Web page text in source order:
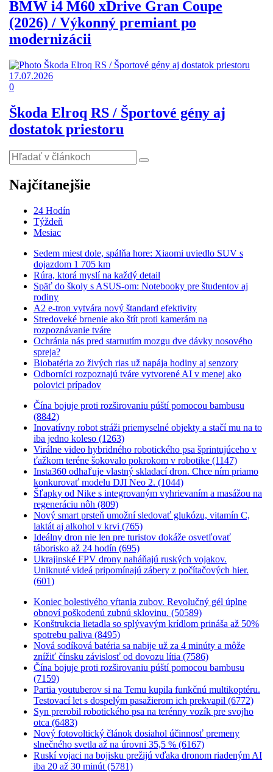
BMW i4 M60 xDrive Gran Coupe
(2026) / Výkonný premiant po
modernizácii
17.07.2026
0
Škoda Elroq RS / Športové gény aj
dostatok priestoru
Najčítanejšie
24 Hodín
Týždeň
Mesiac
Sedem miest dole, spálňa hore: Xiaomi uviedlo SUV s
dojazdom 1 705 km
Rúra, ktorá myslí na každý detail
Späť do školy s ASUS-om: Notebooky pre študentov aj
rodiny
A2 e-tron vytvára nový štandard efektivity
Stredoveké brnenie ako štít proti kamerám na
rozpoznávanie tváre
Ochránia nás pred starnutím mozgu dve dávky nosového
spreja?
Biobatéria zo živých rias už napája hodiny aj senzory
Odborníci rozpoznajú tváre vytvorené AI v menej ako
polovici prípadov
Čína bojuje proti rozširovaniu púští pomocou bambusu
(8842)
Inovatívny robot stráži priemyselné objekty a stačí mu na to
iba jedno koleso (1263)
Virálne video hybridného robotického psa šprintujúceho v
ťažkom teréne šokovalo pokrokom v robotike (1147)
Insta360 odhaľuje vlastný skladací dron. Chce ním priamo
konkurovať modelu DJI Neo 2. (1044)
Šľapky od Nike s integrovaným vyhrievaním a masážou na
regeneráciu nôh (809)
Nový smart prsteň umožní sledovať glukózu, vitamín C,
laktát aj alkohol v krvi (765)
Ideálny dron nie len pre turistov dokáže osvetľovať
táborisko až 24 hodín (695)
Ukrajinské FPV drony naháňajú ruských vojakov.
Uniknuté videá pripomínajú zábery z počítačových hier.
(601)
Koniec bolestivého vŕtania zubov. Revolučný gél úplne
obnoví poškodenú zubnú sklovinu. (50589)
Konštrukcia lietadla so splývavým krídlom prináša až 50%
spotrebu paliva (8495)
Nová sodíková batéria sa nabije už za 4 minúty a môže
znížiť čínsku závislosť od dovozu lítia (7586)
Čína bojuje proti rozširovaniu púští pomocou bambusu
(7159)
Partia youtuberov si na Temu kupila funkčnú multikoptéru.
Testovací let s dospelým pasažierom ich prekvapil (6772)
Syn prerobil robotického psa na terénny vozík pre svojho
otca (6483)
Nový fotovoltický článok dosiahol účinnosť premeny
slnečného svetla až na úrovni 35,5 % (6167)
Ruskí vojaci na bojisku prežijú vďaka dronom riadeným AI
iba 20 až 30 minút (5781)